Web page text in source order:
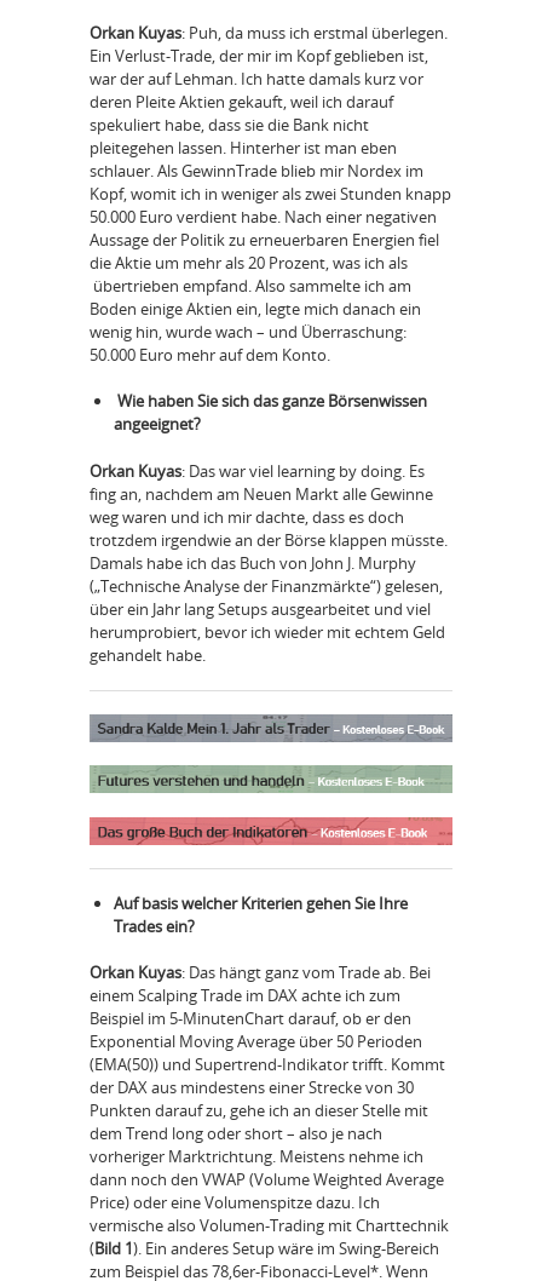
Orkan Kuyas: Puh, da muss ich erstmal überlegen.
Ein Verlust-Trade, der mir im Kopf geblieben ist,
war der auf Lehman. Ich hatte damals kurz vor
deren Pleite Aktien gekauft, weil ich darauf
spekuliert habe, dass sie die Bank nicht
pleitegehen lassen. Hinterher ist man eben
schlauer. Als GewinnTrade blieb mir Nordex im
Kopf, womit ich in weniger als zwei Stunden knapp
50.000 Euro verdient habe. Nach einer negativen
Aussage der Politik zu erneuerbaren Energien fiel
die Aktie um mehr als 20 Prozent, was ich als
übertrieben empfand. Also sammelte ich am
Boden einige Aktien ein, legte mich danach ein
wenig hin, wurde wach – und Überraschung:
50.000 Euro mehr auf dem Konto.
Wie haben Sie sich das ganze Börsenwissen
angeeignet?
Orkan Kuyas: Das war viel learning by doing. Es
fing an, nachdem am Neuen Markt alle Gewinne
weg waren und ich mir dachte, dass es doch
trotzdem irgendwie an der Börse klappen müsste.
Damals habe ich das Buch von John J. Murphy
(„Technische Analyse der Finanzmärkte“) gelesen,
über ein Jahr lang Setups ausgearbeitet und viel
herumprobiert, bevor ich wieder mit echtem Geld
gehandelt habe.
Auf basis welcher Kriterien gehen Sie Ihre
Trades ein?
Orkan Kuyas: Das hängt ganz vom Trade ab. Bei
einem Scalping Trade im DAX achte ich zum
Beispiel im 5-MinutenChart darauf, ob er den
Exponential Moving Average über 50 Perioden
(EMA(50)) und Supertrend-Indikator trifft. Kommt
der DAX aus mindestens einer Strecke von 30
Punkten darauf zu, gehe ich an dieser Stelle mit
dem Trend long oder short – also je nach
vorheriger Marktrichtung. Meistens nehme ich
dann noch den VWAP (Volume Weighted Average
Price) oder eine Volumenspitze dazu. Ich
vermische also Volumen-Trading mit Charttechnik
(Bild 1). Ein anderes Setup wäre im Swing-Bereich
zum Beispiel das 78,6er-Fibonacci-Level*. Wenn